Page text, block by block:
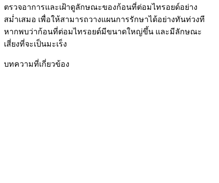
ตรวจอาการและเฝ้าดูลักษณะของก้อนที่ต่อมไทรอยด์อย่าง
สม่ำเสมอ เพื่อให้สามารถวางแผนการรักษาได้อย่างทันท่วงที
หากพบว่าก้อนที่ต่อมไทรอยด์มีขนาดใหญ่ขึ้น และมีลักษณะ
เสี่ยงที่จะเป็นมะเร็ง
บทความที่เกี่ยวข้อง